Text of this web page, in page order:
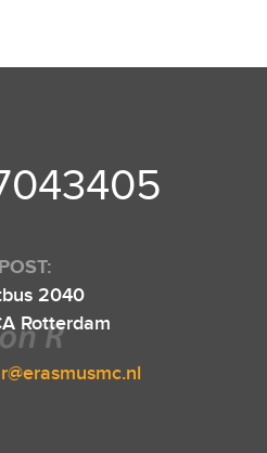
POST:
2040
Rotterdam